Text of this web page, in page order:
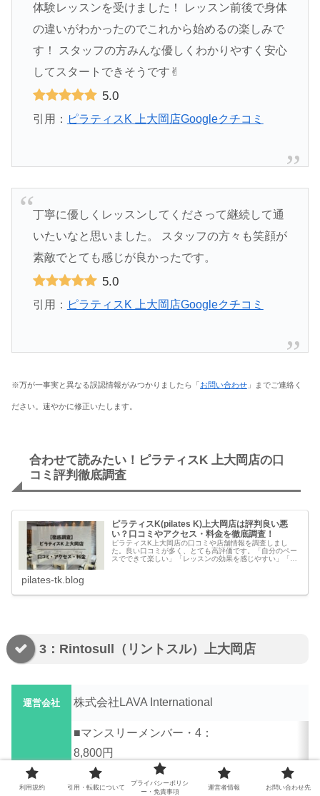
体験レッスンを受けました！ レッスン前後で身体
の違いがわかったのでこれから始めるの楽しみで
す！ スタッフの方みんな優しくわかりやすく安心
してスタートできそうです✌︎
5.0
引用： ピラティスK 上大岡店Googleクチコミ
丁寧に優しくレッスンしてくださって継続して通
いたいなと思いました。 スタッフの方々も笑顔が
素敵でとても感じが良かったです。
5.0
引用： ピラティスK 上大岡店Googleクチコミ
※万が一事実と異なる誤認情報がみつかりましたら「お問い合わせ 」までご連絡く
ださい。速やかに修正いたします。
合わせて読みたい！ピラティスK 上大岡店の口
コミ評判徹底調査
ピラティスK(pilates K)上大岡店は評判良い悪
い？口コミやアクセス・料金を徹底調査！
ピラティスK上大岡店の口コミや店舗情報を調査しまし
た。良い口コミが多く、とても高評価です。「自分のペー
スでできて楽しい」「レッスンの効果を感じやすい」「駅
pilates-tk.blog
3：Rintosull（リントスル）上大岡店
運営会社 株式会社LAVA International
■マンスリーメンバー・4：
8,800円
(Rintosull1店舗のみ、月4回まで)
■ライト・フルタイム：
利用規約 引用・転載について
プライバシーポリシ
ー・免責事項
運営者情報 お問い合わせ先